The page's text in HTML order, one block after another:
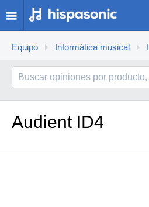
Equipo Informática musical
Audient ID4